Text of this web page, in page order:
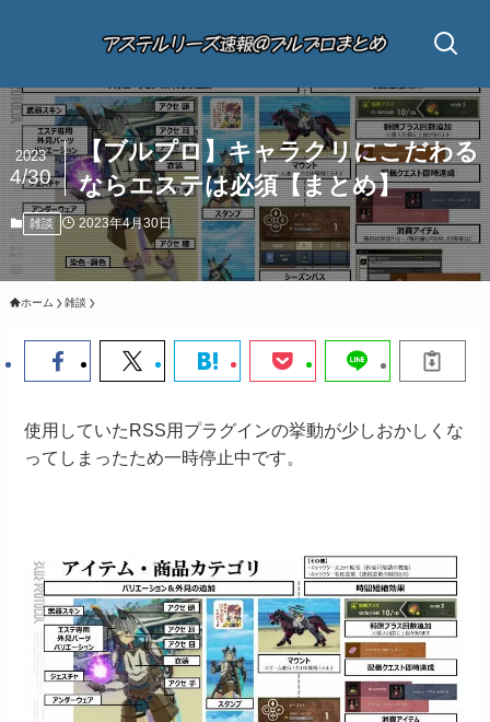
【ブルプロ】キャラクリにこだわる
ならエステは必須【まとめ】
2023
4/30
雑談 2023年4月30日
ホーム 雑談
使用していたRSS用プラグインの挙動が少しおかしくな
ってしまったため一時停止中です。